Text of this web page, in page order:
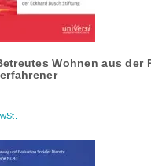
Wohnen aus der